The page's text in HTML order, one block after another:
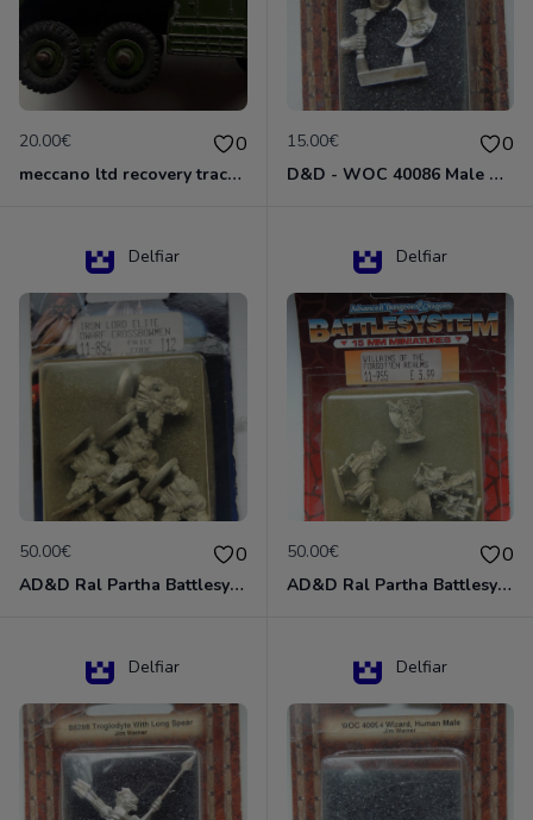
20.00€ 0
meccano ltd recovery tractor N°661
15.00€ 0
D&D - WOC 40086 Male Dwarven Cleric Miniature - Donjons Dragons
Delfiar
50.00€ 0
AD&D Ral Partha Battlesystem Miniatures Pack Iron Lord Dwarf Crossbowmen 11-854
Delfiar
50.00€ 0
AD&D Ral Partha Battlesystem Villains/Forgotten Realms 11-955 Miniatures
Delfiar Delfiar